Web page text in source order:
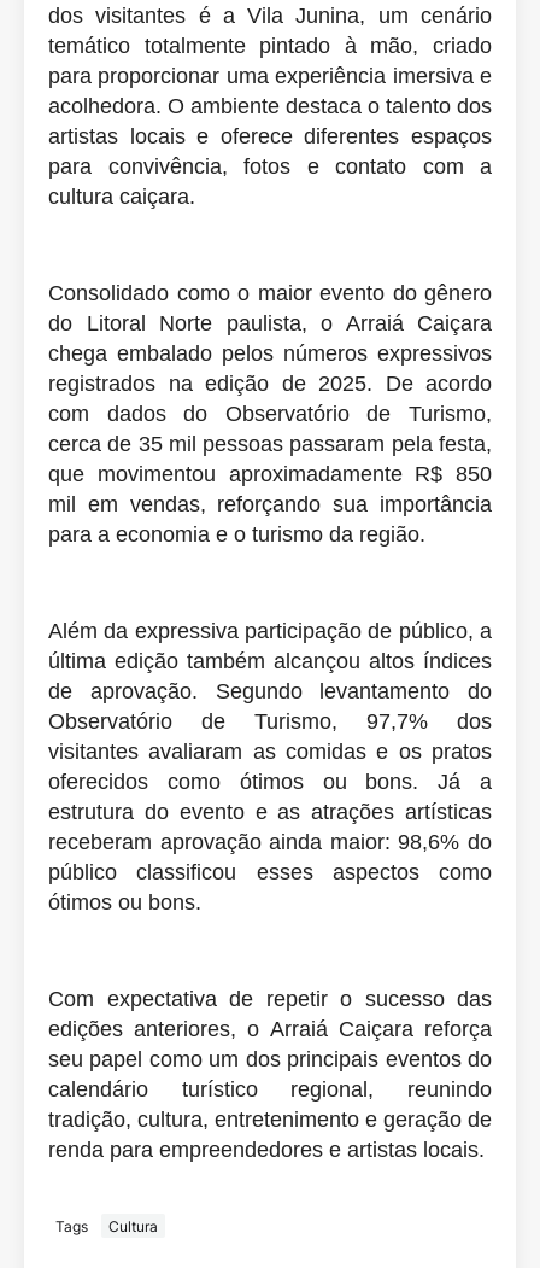
dos visitantes é a Vila Junina, um cenário
temático totalmente pintado à mão, criado
para proporcionar uma experiência imersiva e
acolhedora. O ambiente destaca o talento dos
artistas locais e oferece diferentes espaços
para convivência, fotos e contato com a
cultura caiçara.
Consolidado como o maior evento do gênero
do Litoral Norte paulista, o Arraiá Caiçara
chega embalado pelos números expressivos
registrados na edição de 2025. De acordo
com dados do Observatório de Turismo,
cerca de 35 mil pessoas passaram pela festa,
que movimentou aproximadamente R$ 850
mil em vendas, reforçando sua importância
para a economia e o turismo da região.
Além da expressiva participação de público, a
última edição também alcançou altos índices
de aprovação. Segundo levantamento do
Observatório de Turismo, 97,7% dos
visitantes avaliaram as comidas e os pratos
oferecidos como ótimos ou bons. Já a
estrutura do evento e as atrações artísticas
receberam aprovação ainda maior: 98,6% do
público classificou esses aspectos como
ótimos ou bons.
Com expectativa de repetir o sucesso das
edições anteriores, o Arraiá Caiçara reforça
seu papel como um dos principais eventos do
calendário turístico regional, reunindo
tradição, cultura, entretenimento e geração de
renda para empreendedores e artistas locais.
Tags Cultura